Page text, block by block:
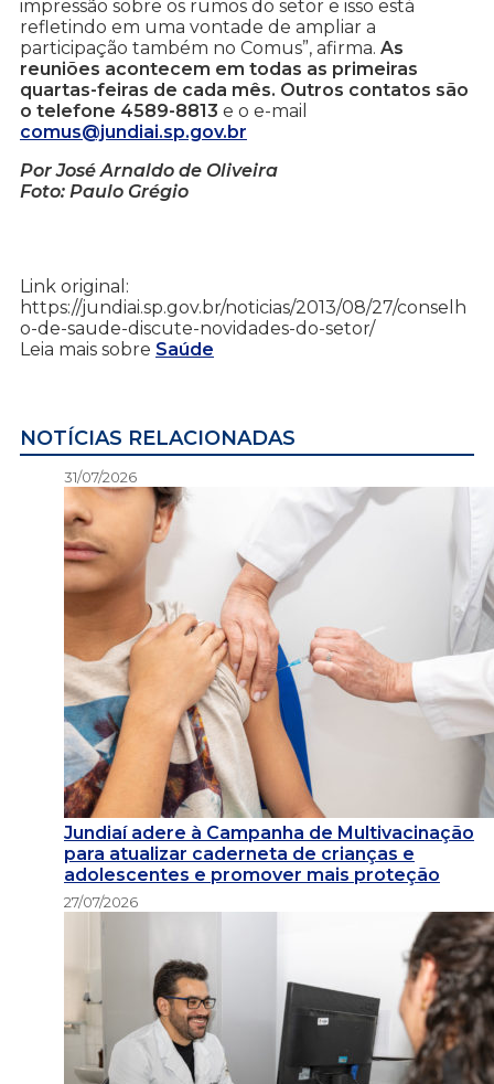
impressão sobre os rumos do setor e isso está
refletindo em uma vontade de ampliar a
participação também no Comus”, afirma. As
reuniões acontecem em todas as primeiras
quartas-feiras de cada mês. Outros contatos são
o telefone 4589-8813 e o e-mail
comus@jundiai.sp.gov.br
Por José Arnaldo de Oliveira
Foto: Paulo Grégio
Link original:
https://jundiai.sp.gov.br/noticias/2013/08/27/conselh
o-de-saude-discute-novidades-do-setor/
Leia mais sobre Saúde
NOTÍCIAS RELACIONADAS
31/07/2026
Jundiaí adere à Campanha de Multivacinação
para atualizar caderneta de crianças e
adolescentes e promover mais proteção
27/07/2026